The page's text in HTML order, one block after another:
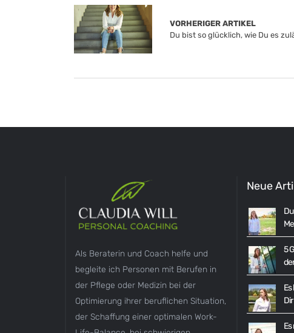
VORHERIGER ARTIKEL
Du bist so glücklich, wie Du es
Als Beraterin und Coach helfe und
begleite ich Personen mit Berufen in
der Pflege oder Medizin bei der
Optimierung ihrer beruflichen Situation,
der Schaffung einer optimalen Work-
Neue
5